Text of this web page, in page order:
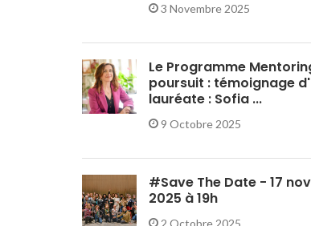
3 Novembre 2025
Le Programme
poursuit : témoignage
lauréate : Sofia ...
9 Octobre 2025
#Save The Date - 17
2025 à 19h